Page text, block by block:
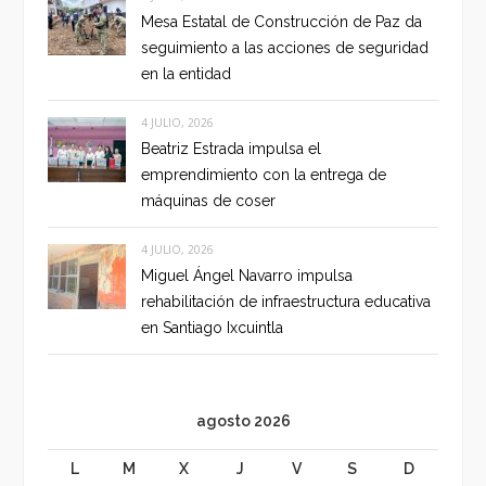
Mesa Estatal de Construcción de Paz da
seguimiento a las acciones de seguridad
en la entidad
4 JULIO, 2026
Beatriz Estrada impulsa el
emprendimiento con la entrega de
máquinas de coser
4 JULIO, 2026
Miguel Ángel Navarro impulsa
rehabilitación de infraestructura educativa
en Santiago Ixcuintla
agosto 2026
L M X J V S D